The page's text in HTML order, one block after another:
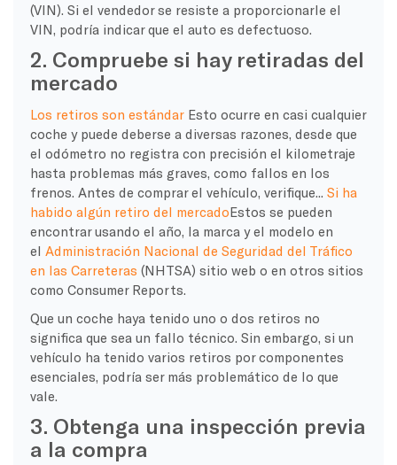
(VIN). Si el vendedor se resiste a proporcionarle el
VIN, podría indicar que el auto es defectuoso.
2. Compruebe si hay retiradas del
mercado
Los retiros son estándarEsto ocurre en casi cualquier
coche y puede deberse a diversas razones, desde que
el odómetro no registra con precisión el kilometraje
hasta problemas más graves, como fallos en los
frenos. Antes de comprar el vehículo, verifique... Si ha
habido algún retiro del mercadoEstos se pueden
encontrar usando el año, la marca y el modelo en
el Administración Nacional de Seguridad del Tráfico
en las Carreteras (NHTSA) sitio web o en otros sitios
como Consumer Reports.
Que un coche haya tenido uno o dos retiros no
significa que sea un fallo técnico. Sin embargo, si un
vehículo ha tenido varios retiros por componentes
esenciales, podría ser más problemático de lo que
vale.
3. Obtenga una inspección previa
a la compra